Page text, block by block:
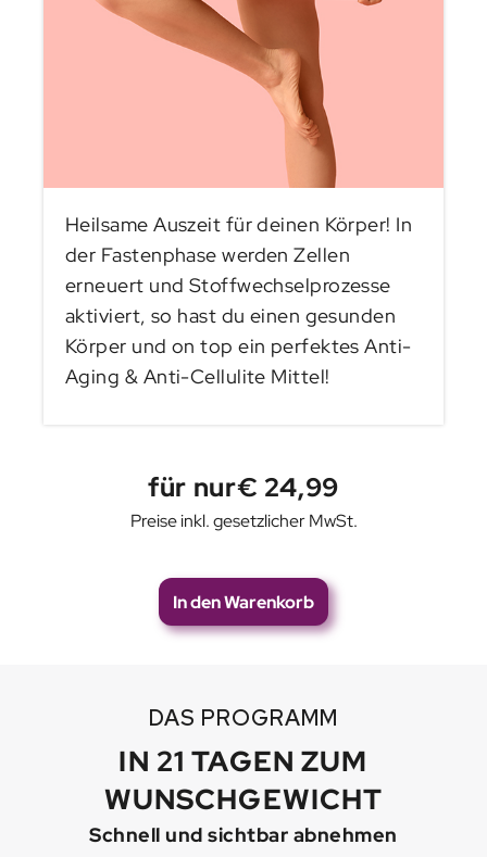
Heilsame Auszeit für deinen Körper! In
der Fastenphase werden Zellen
erneuert und Stoffwechselprozesse
aktiviert, so hast du einen gesunden
Körper und on top ein perfektes Anti-
Aging & Anti-Cellulite Mittel!
für nur€ 24,99
Preise inkl. gesetzlicher MwSt.
In den Warenkorb
DAS PROGRAMM
IN 21 TAGEN ZUM
WUNSCHGEWICHT
Schnell und sichtbar abnehmen